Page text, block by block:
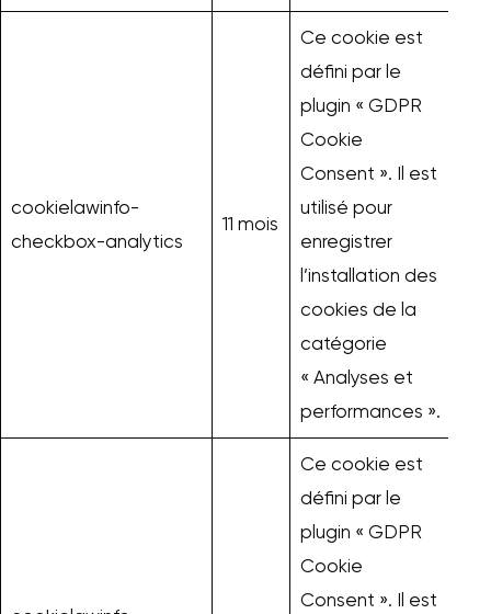
cookielawinfo-
checkbox-analytics
11 mois
Ce cookie est
défini par le
plugin « GDPR
Cookie
Consent ». Il est
utilisé pour
enregistrer
l’installation des
cookies de la
catégorie
« Analyses et
performances ».
Ce cookie est
défini par le
plugin « GDPR
Cookie
Consent ». Il est